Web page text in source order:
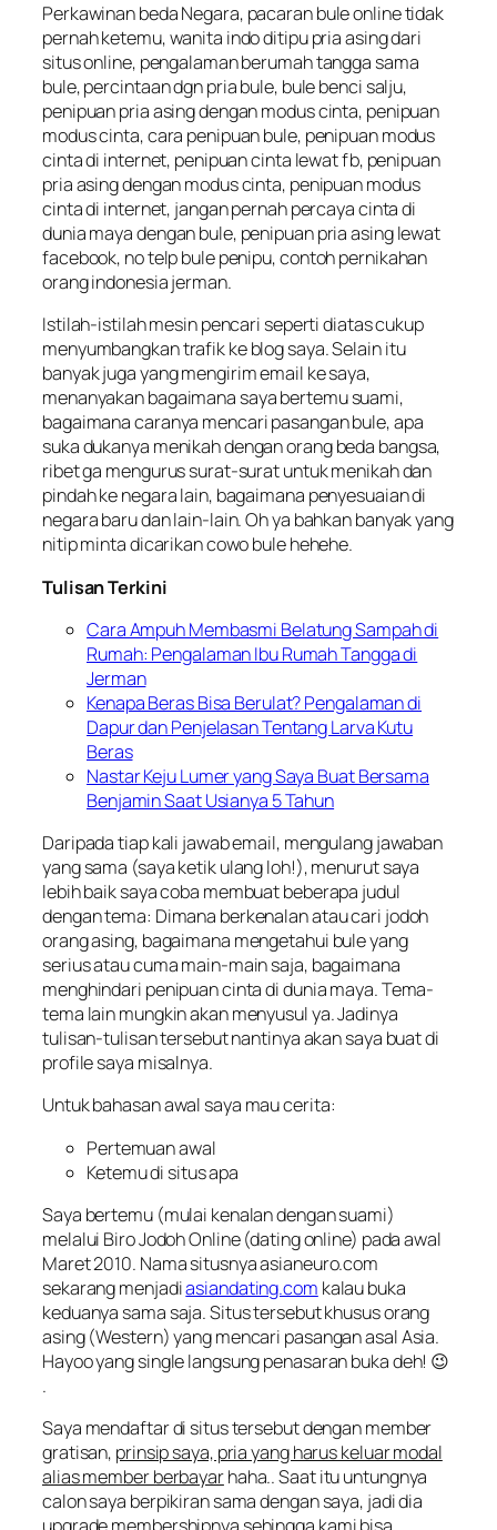
Perkawinan beda Negara, pacaran bule online tidak
pernah ketemu, wanita indo ditipu pria asing dari
situs online, pengalaman berumah tangga sama
bule, percintaan dgn pria bule, bule benci salju,
penipuan pria asing dengan modus cinta, penipuan
modus cinta, cara penipuan bule, penipuan modus
cinta di internet, penipuan cinta lewat fb, penipuan
pria asing dengan modus cinta, penipuan modus
cinta di internet, jangan pernah percaya cinta di
dunia maya dengan bule, penipuan pria asing lewat
facebook, no telp bule penipu,contoh pernikahan
orang indonesia jerman.
Istilah-istilah mesin pencari seperti diatas cukup
menyumbangkan trafik ke blog saya. Selain itu
banyak juga yang mengirim email ke saya,
menanyakan bagaimana saya bertemu suami,
bagaimana caranya mencari pasangan bule, apa
suka dukanya menikah dengan orang beda bangsa,
ribet ga mengurus surat-surat untuk menikah dan
pindah ke negara lain, bagaimana penyesuaian di
negara baru dan lain-lain. Oh ya bahkan banyak yang
nitip minta dicarikan cowo bule hehehe.
Tulisan Terkini
Cara Ampuh Membasmi Belatung Sampah di
Rumah: Pengalaman Ibu Rumah Tangga di
Jerman
Kenapa Beras Bisa Berulat? Pengalaman di
Dapur dan Penjelasan Tentang Larva Kutu
Beras
Nastar Keju Lumer yang Saya Buat Bersama
Benjamin Saat Usianya 5 Tahun
Daripada tiap kali jawab email, mengulang jawaban
yang sama (saya ketik ulang loh!), menurut saya
lebih baik saya coba membuat beberapa judul
dengan tema: Dimana berkenalan atau cari jodoh
orang asing, bagaimana mengetahui bule yang
serius atau cuma main-main saja, bagaimana
menghindari penipuan cinta di dunia maya. Tema-
tema lain mungkin akan menyusul ya. Jadinya
tulisan-tulisan tersebut nantinya akan saya buat di
profile saya misalnya.
Untuk bahasan awal saya mau cerita:
Pertemuan awal
Ketemu di situs apa
Saya bertemu (mulai kenalan dengan suami)
melalui Biro Jodoh Online (dating online) pada awal
Maret 2010. Nama situsnya asianeuro.com
sekarang menjadiasiandating.com kalau buka
keduanya sama saja. Situs tersebut khusus orang
asing (Western) yang mencari pasangan asal Asia.
Hayoo yang single langsung penasaran buka deh! 😉
.
Saya mendaftar di situs tersebut dengan member
gratisan, prinsip saya, pria yang harus keluar modal
alias member berbayarhaha.. Saat itu untungnya
calon saya berpikiran sama dengan saya, jadi dia